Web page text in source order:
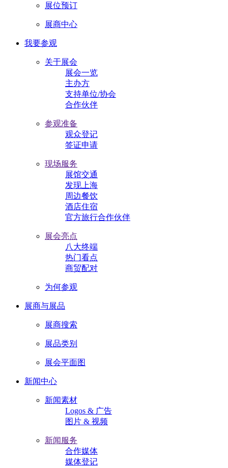
展位预订
展商中心
我要参观
关于展会
展会一览
主办方
支持单位/协会
合作伙伴
参观准备
观众登记
签证申请
现场服务
展馆交通
发现上海
周边餐饮
酒店住宿
官方旅行合作伙伴
展会亮点
八大终端
热门看点
商贸配对
为何参观
展商与展品
展商搜索
展品类别
展会平面图
新闻中心
新闻素材
Logos & 广告
图片 & 视频
新闻服务
合作媒体
媒体登记